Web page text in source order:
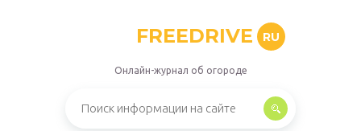
FREEDRIVE RU
Онлайн-журнал об огороде